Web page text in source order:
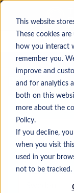
This website
These cookies
how you interact
remember you.
improve and
and for analytics
both on this
more about the
Policy.
If you decline,
when you visit
used in your
not to be tracked.
Twoje
pracy
Słowo
Lokalizacja